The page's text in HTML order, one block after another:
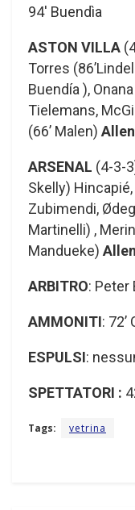
94′ Buendìa
ASTON VILLA
Torres
Buendía ),
Tielemans,
(66’ Malen)
ARSENAL (4-3-
Skelly)
Zubimendi,
Martinelli) ,
Mandueke)
ARBITRO: Peter
AMMONITI: 72’
ESPULSI:
SPETTATORI :
Tags: vetrina